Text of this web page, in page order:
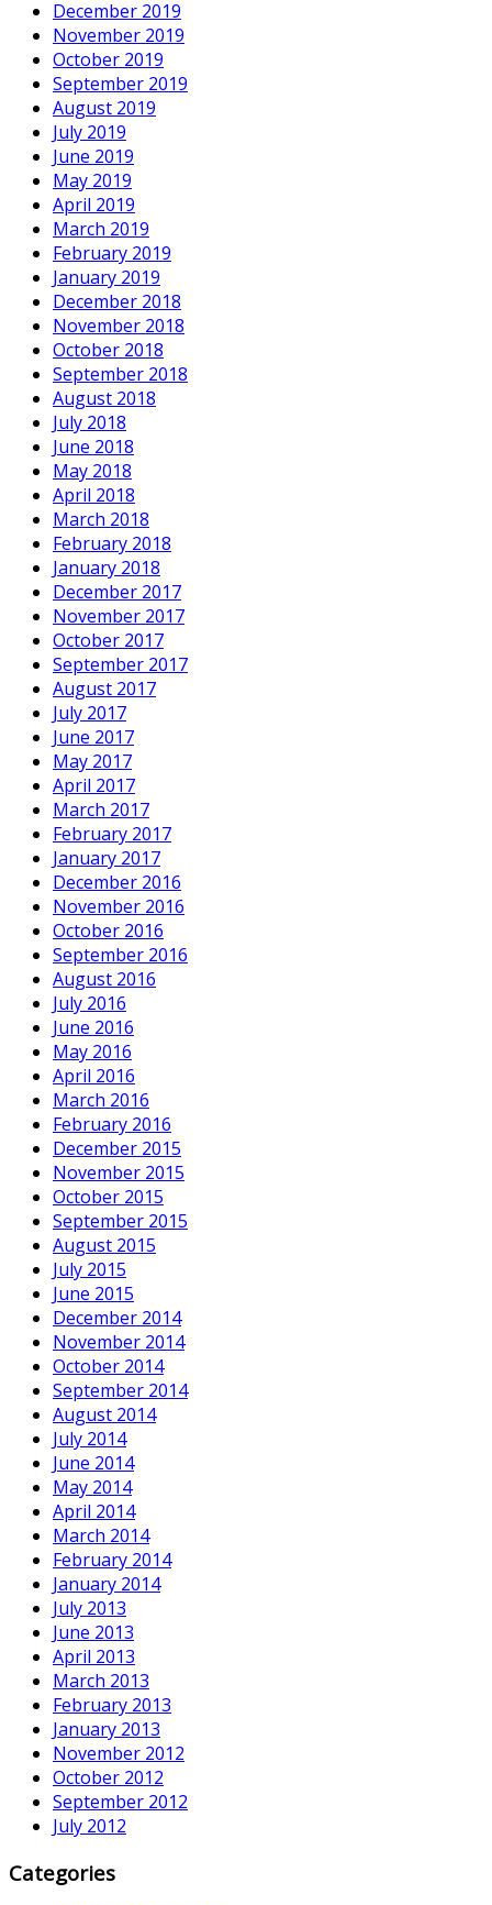
December 2019
November 2019
October 2019
September 2019
August 2019
July 2019
June 2019
May 2019
April 2019
March 2019
February 2019
January 2019
December 2018
November 2018
October 2018
September 2018
August 2018
July 2018
June 2018
May 2018
April 2018
March 2018
February 2018
January 2018
December 2017
November 2017
October 2017
September 2017
August 2017
July 2017
June 2017
May 2017
April 2017
March 2017
February 2017
January 2017
December 2016
November 2016
October 2016
September 2016
August 2016
July 2016
June 2016
May 2016
April 2016
March 2016
February 2016
December 2015
November 2015
October 2015
September 2015
August 2015
July 2015
June 2015
December 2014
November 2014
October 2014
September 2014
August 2014
July 2014
June 2014
May 2014
April 2014
March 2014
February 2014
January 2014
July 2013
June 2013
April 2013
March 2013
February 2013
January 2013
November 2012
October 2012
September 2012
July 2012
Categories